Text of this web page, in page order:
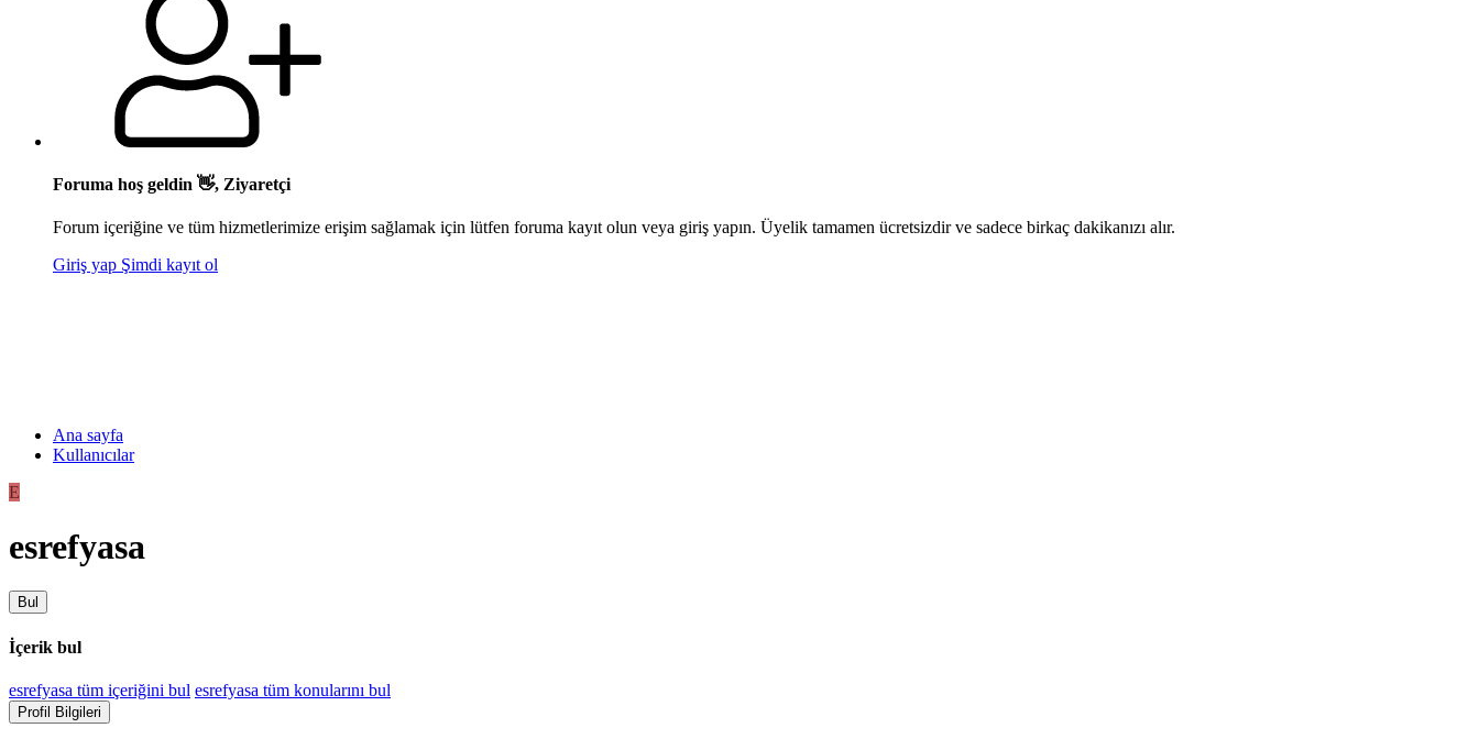
Foruma hoş geldin 👋, Ziyaretçi
Forum içeriğine ve tüm hizmetlerimize erişim sağlamak için lütfen foruma kayıt olun veya giriş yapın. Üyelik tamamen ücretsizdir ve sadece birkaç dakikanızı alır.
Giriş yap Şimdi kayıt ol
Ana sayfa
Kullanıcılar
E
esrefyasa
Bul
İçerik bul
esrefyasa tüm içeriğini bul esrefyasa tüm konularını bul
Profil Bilgileri